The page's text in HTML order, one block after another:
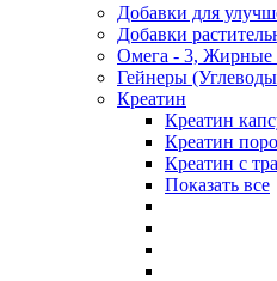
Добавки для
Добавки
Омега - 3, Жирные
Гейнеры
Креатин
Креатин
Креатин
Креатин с
Показать все